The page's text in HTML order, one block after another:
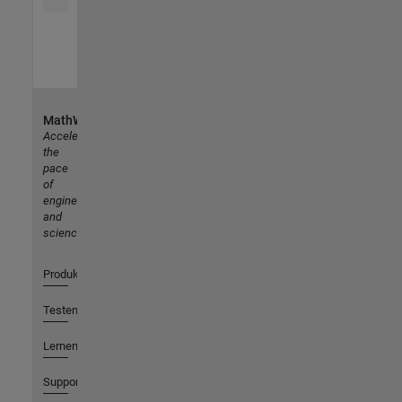
MathWorks
Accelerating
the
pace
of
engineering
and
science
Produkte
Testen oder Kaufen
Lernen
Support